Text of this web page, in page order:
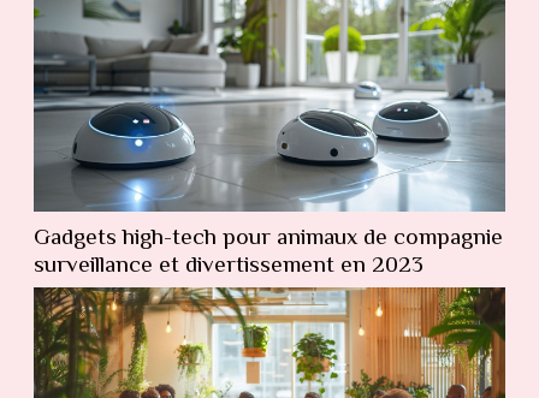
Gadgets high-tech pour animaux de compagnie
surveillance et divertissement en 2023